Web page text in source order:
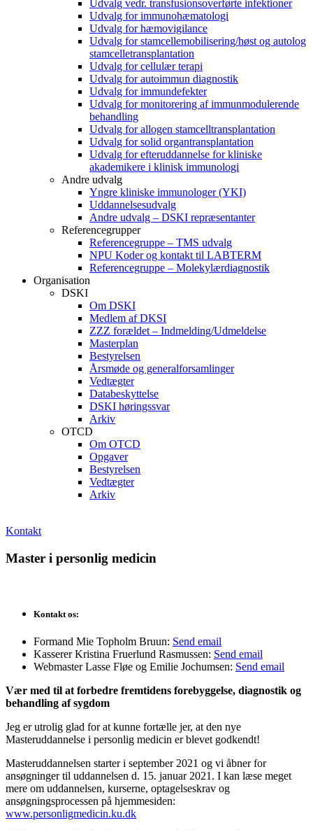
Udvalg vedr. transfusionsoverførte infektioner
Udvalg for immunohæmatologi
Udvalg for hæmovigilance
Udvalg for stamcellemobilisering/høst og autolog
stamcelletransplantation
Udvalg for cellulær terapi
Udvalg for autoimmun diagnostik
Udvalg for immundefekter
Udvalg for monitorering af immunmodulerende
behandling
Udvalg for allogen stamcelltransplantation
Udvalg for solid organtransplantation
Udvalg for efteruddannelse for kliniske
akademikere i klinisk immunologi
Andre udvalg
Yngre kliniske immunologer (YKI)
Uddannelsesudvalg
Andre udvalg – DSKI repræsentanter
Referencegrupper
Referencegruppe – TMS udvalg
NPU Koder og kontakt til LABTERM
Referencegruppe – Molekylærdiagnostik
Organisation
DSKI
Om DSKI
Medlem af DKSI
ZZZ forældet – Indmelding/Udmeldelse
Masterplan
Bestyrelsen
Årsmøde og generalforsamlinger
Vedtægter
Databeskyttelse
DSKI høringssvar
Arkiv
OTCD
Om OTCD
Opgaver
Bestyrelsen
Vedtægter
Arkiv
Kontakt
Master i personlig medicin
Kontakt os:
Formand Mie Topholm Bruun: Send email
Kasserer Kristina Fruerlund Rasmussen: Send email
Webmaster Lasse Fløe og Emilie Jochumsen: Send email
Vær med til at forbedre fremtidens forebyggelse, diagnostik og
behandling af sygdom
Jeg er utrolig glad for at kunne fortælle jer, at den nye
Masteruddannelse i personlig medicin er blevet godkendt!
Masteruddannelsen starter i september 2021 og vi åbner for
ansøgninger til uddannelsen d. 15. januar 2021. I kan læse meget
mere om uddannelsen, kurserne, optagelseskrav og
ansøgningsprocessen på hjemmesiden:
www.personligmedicin.ku.dk